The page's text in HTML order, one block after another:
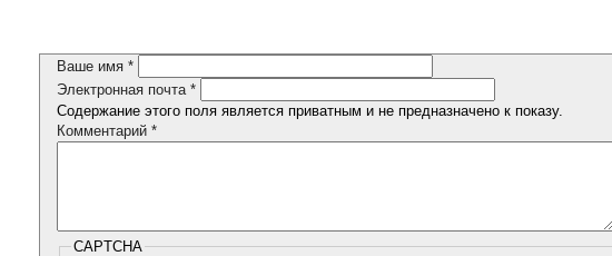
Ваше имя *
Электронная почта *
Содержание этого поля является приватным и не предназначено к показу.
Комментарий *
CAPTCHA